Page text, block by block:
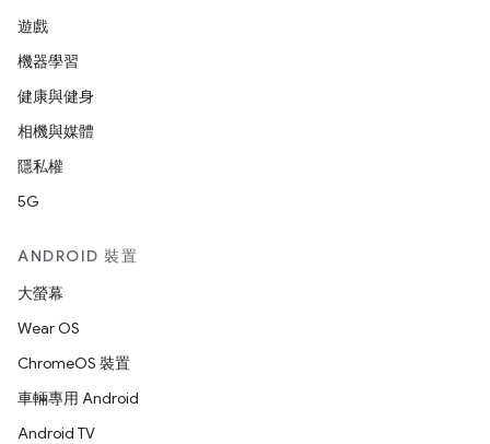
遊戲
機器學習
健康與健身
相機與媒體
隱私權
5G
ANDROID 裝置
大螢幕
Wear OS
ChromeOS 裝置
車輛專用 Android
Android TV